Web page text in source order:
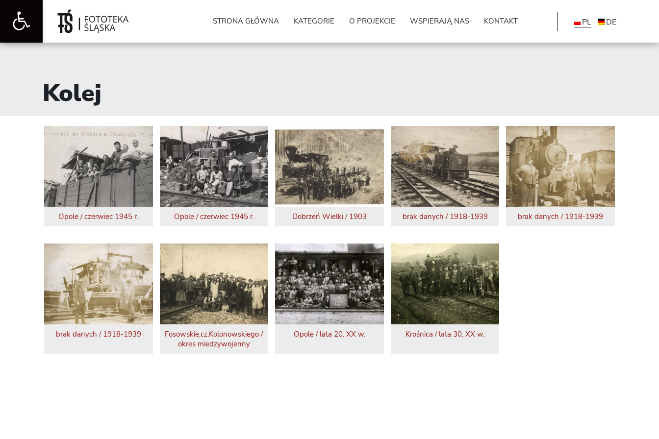
Otwórz
narzędzi
STRONA GŁÓWNA KATEGORIE O PROJEKCIE WSPIERAJĄ NAS KONTAKT PL DE
Kolej
Opole / czerwiec 1945 r. Opole / czerwiec 1945 r. Dobrzeń Wielki / 1903 brak danych / 1918-1939 brak danych / 1918-1939
brak danych / 1918-1939
Fosowskie,cz.Kolonowskiego /
okres miedzywojenny
Opole / lata 20. XX w. Krośnica / lata 30. XX w.